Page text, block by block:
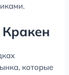
которые